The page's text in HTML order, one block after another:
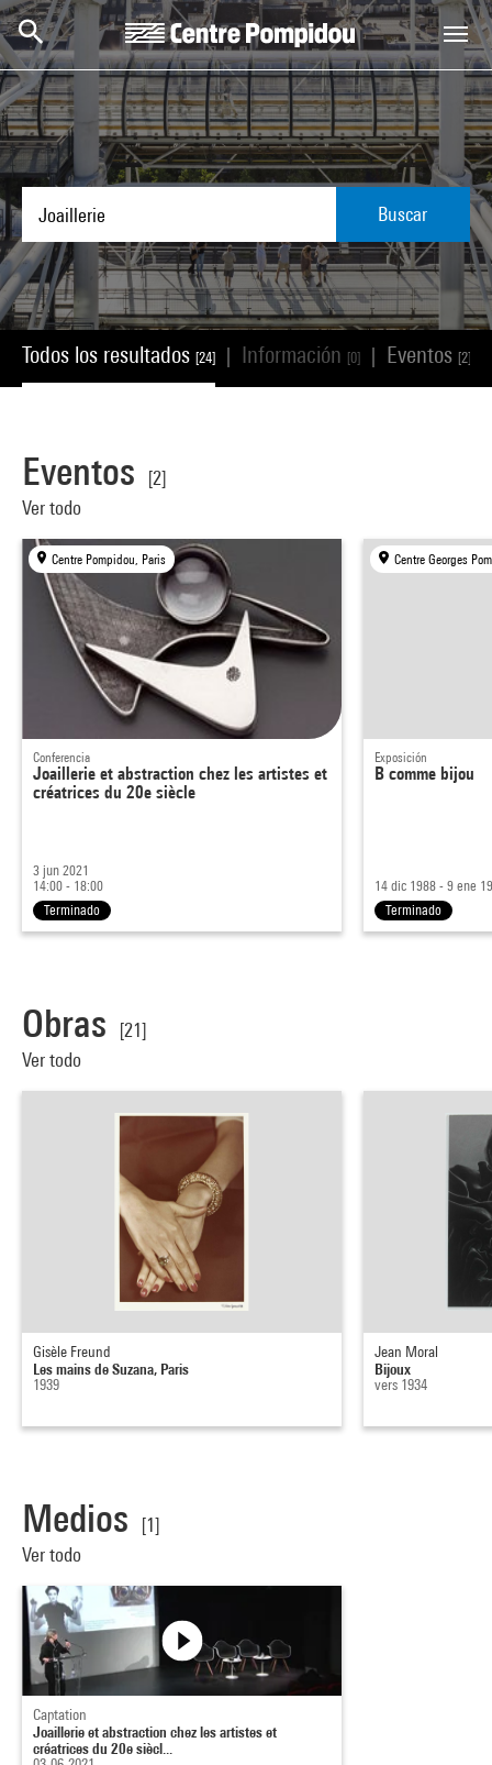
Skip to main content
Centre Pompidou
Buscar
Todos los resultados [24] Información [0] Eventos [2]
Eventos
[2]
Ver todo
Centre Pompidou, Paris
Conferencia
Joaillerie et abstraction chez les artistes et
créatrices du 20e siècle
3 jun 2021
14:00 - 18:00
Terminado
Centre Georges
Exposición
B comme bijou
14 dic 1988 - 9 ene
Terminado
Obras
[21]
Ver todo
Gisèle Freund
Les mains de Suzana, Paris
1939
Jean Moral
Bijoux
vers 1934
Medios
[1]
Ver todo
Captation
Joaillerie et abstraction chez les artistes et
créatrices du 20e siècl...